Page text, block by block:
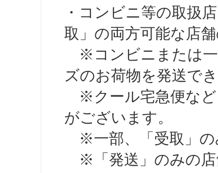
・コンビニ等の取扱
取」の両方可能な店
※コンビニまたは一
ズのお荷物を発送で
※クール宅急便など
がございます。
※一部、「受取」の
※「発送」のみの店